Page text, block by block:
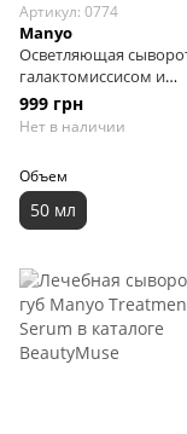
Артикул: 0774
Manyo
Осветляющая
галактомиссисом и
витаминным
Manyo Galac Whitening
999 грн
Нет в наличии
Объем
50 мл